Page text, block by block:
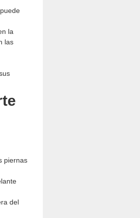
la
las
piernas
del